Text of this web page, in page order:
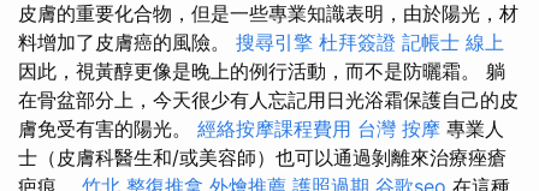
皮膚的重要化合物，但是一些專業知識表明，由於陽光，材
料增加了皮膚癌的風險。 搜尋引擎 杜拜簽證 記帳士 線上
因此，視黃醇更像是晚上的例行活動，而不是防曬霜。 躺
在骨盆部分上，今天很少有人忘記用日光浴霜保護自己的皮
膚免受有害的陽光。 經絡按摩課程費用 台灣 按摩 專業人
士（皮膚科醫生和/或美容師）也可以通過剝離來治療痤瘡
疤痕。 竹北 整復推拿 外燴推薦 護照過期 谷歌seo 在這種